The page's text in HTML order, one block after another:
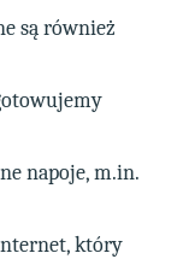
są również
napoje, m.in.
który